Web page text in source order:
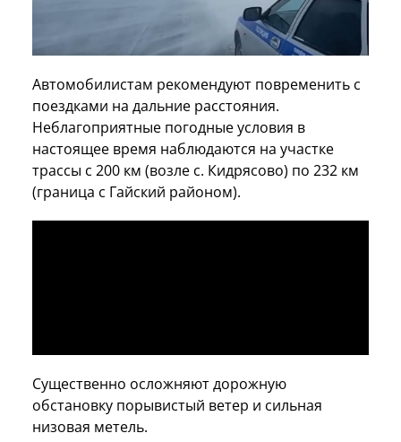
Автомобилистам рекомендуют повременить с
поездками на дальние расстояния.
Неблагоприятные погодные условия в
настоящее время наблюдаются на участке
трассы с 200 км (возле с. Кидрясово) по 232 км
(граница с Гайский районом).
Существенно осложняют дорожную
обстановку порывистый ветер и сильная
низовая метель.